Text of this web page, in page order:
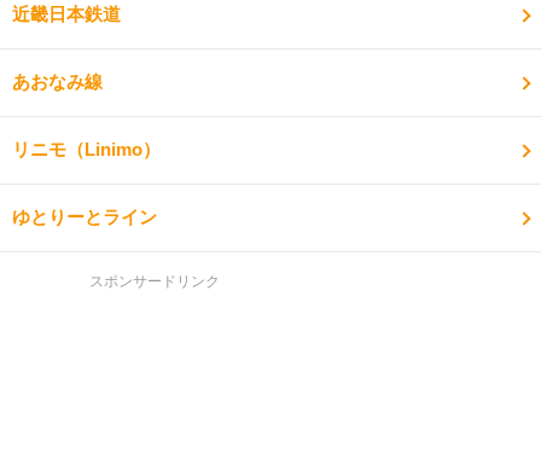
近畿日本鉄道
あおなみ線
リニモ（Linimo）
ゆとりーとライン
スポンサードリンク